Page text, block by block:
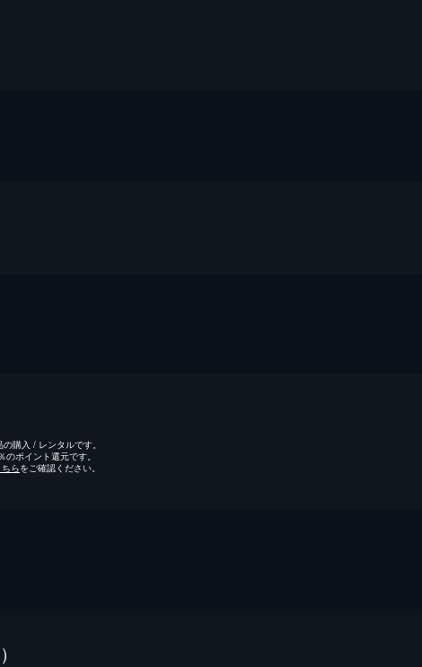
購入 / レンタルです。
ポイント還元です。
ちらをご確認ください。